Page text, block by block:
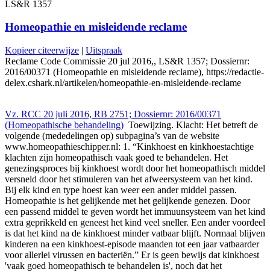
LS&R 1357
Homeopathie en misleidende reclame
Kopieer citeerwijze | Uitspraak
Reclame Code Commissie 20 jul 2016,, LS&R 1357; Dossiernr:
2016/00371 (Homeopathie en misleidende reclame), https://redactie-
delex.cshark.nl/artikelen/homeopathie-en-misleidende-reclame
Vz. RCC 20 juli 2016, RB 2751; Dossiernr: 2016/00371
(Homeopathische behandeling) Toewijzing. Klacht: Het betreft de
volgende (mededelingen op) subpagina’s van de website
www.homeopathieschipper.nl: 1. “Kinkhoest en kinkhoestachtige
klachten zijn homeopathisch vaak goed te behandelen. Het
genezingsproces bij kinkhoest wordt door het homeopathisch middel
versneld door het stimuleren van het afweersysteem van het kind.
Bij elk kind en type hoest kan weer een ander middel passen.
Homeopathie is het gelijkende met het gelijkende genezen. Door
een passend middel te geven wordt het immuunsysteem van het kind
extra geprikkeld en geneest het kind veel sneller. Een ander voordeel
is dat het kind na de kinkhoest minder vatbaar blijft. Normaal blijven
kinderen na een kinkhoest-episode maanden tot een jaar vatbaarder
voor allerlei virussen en bacteriën.” Er is geen bewijs dat kinkhoest
'vaak goed homeopathisch te behandelen is', noch dat het